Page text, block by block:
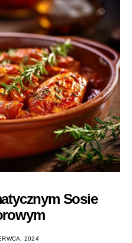
Sosie
2024